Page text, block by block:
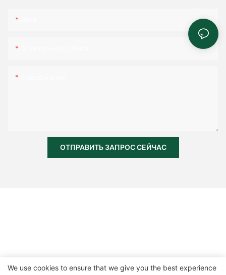
ОТПРАВИТЬ ЗАПРОС СЕЙЧАС
We use cookies to ensure that we give you the best experience